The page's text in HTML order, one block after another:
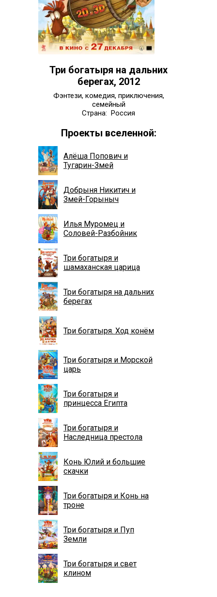
Три богатыря на дальних
берегах, 2012
Фэнтези, комедия, приключения,
семейный
Страна: Россия
Проекты вселенной:
Алёша Попович и
Тугарин-Змей
Добрыня Никитич и
Змей-Горыныч
Илья Муромец и
Соловей-Разбойник
Три богатыря и
шамаханская царица
Три богатыря на дальних
берегах
Три богатыря. Ход конём
Три богатыря и Морской
царь
Три богатыря и
принцесса Египта
Три богатыря и
Наследница престола
Конь Юлий и большие
скачки
Три богатыря и Конь на
троне
Три богатыря и Пуп
Земли
Три богатыря и свет
клином